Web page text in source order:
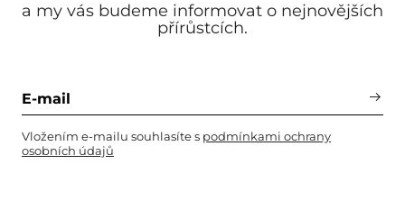
a my vás budeme informovat o nejnovějších
přírůstcích.
Vložením e-mailu souhlasíte s podmínkami ochrany
osobních údajů